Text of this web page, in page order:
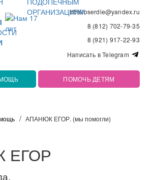
bfmiloserdie@yandex.ru
8 (812) 702-79-35
8 (921) 917-22-93
Написать в Telegram
ОРГАНИЗАЦИЯМ
ПОМОЧЬ ДЕТЯМ
АПАНЮК ЕГОР. (мы помогли)
ЕГОР